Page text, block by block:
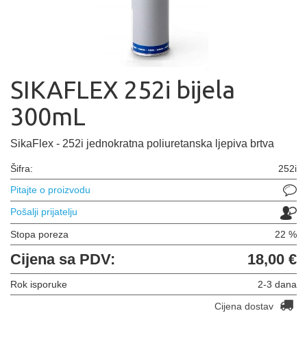
SIKAFLEX 252i bijela
300mL
SikaFlex - 252i jednokratna poliuretanska ljepiva brtva
Šifra:
252i
Pitajte o proizvodu
Pošalji prijatelju
Stopa poreza 22 %
Cijena sa PDV: 18,00 €
Rok isporuke
2-3 dana
Cijena dostav